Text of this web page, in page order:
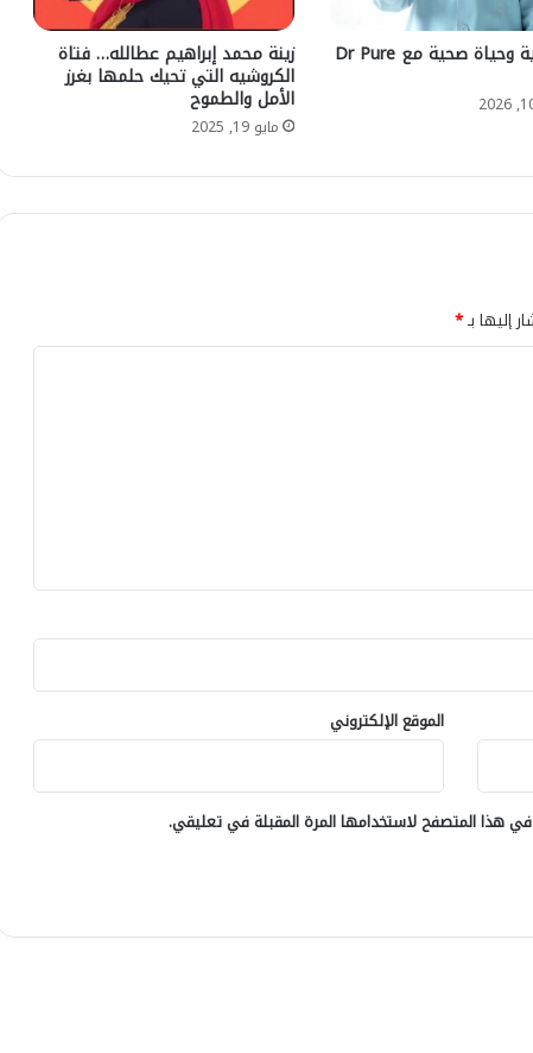
مياه نقية وحياة صحية مع Dr Pure زينة محمد إبراهيم عطالله… فتاة
الكروشيه التي تحيك حلمها بغرز
الأمل والطموح
مايو 19, 2025
إليها بـ*
الموقع الإلكتروني
هذا المتصفح لاستخدامها المرة المقبلة في تعليقي.